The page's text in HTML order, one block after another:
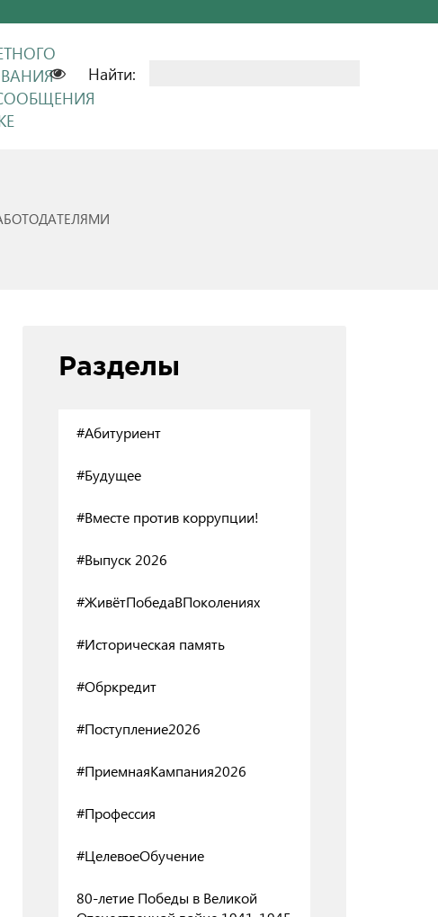
Найти:
Разделы
#Абитуриент
#Будущее
#Вместе против коррупции!
#Выпуск 2026
#ЖивётПобедаВПоколениях
#Историческая память
#Обркредит
#Поступление2026
#ПриемнаяКампания2026
#Профессия
#ЦелевоеОбучение
80-летие Победы в Великой